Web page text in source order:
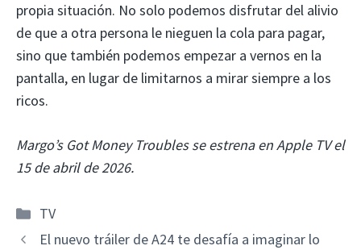
propia situación. No solo podemos disfrutar del alivio
de que a otra persona le nieguen la cola para pagar,
sino que también podemos empezar a vernos en la
pantalla, en lugar de limitarnos a mirar siempre a los
ricos.
Margo’s Got Money Troubles se estrena en Apple TV el
15 de abril de 2026.
Categorías
TV
El nuevo tráiler de A24 te desafía a imaginar lo